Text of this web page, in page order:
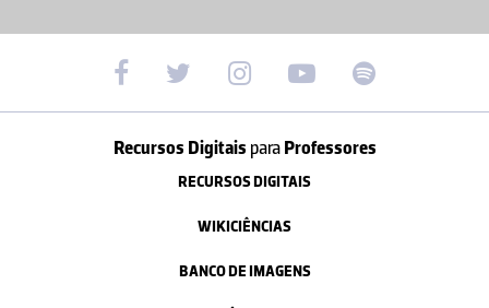
Recursos Digitais paraProfessores
RECURSOS DIGITAIS
WIKICIÊNCIAS
BANCO DE IMAGENS